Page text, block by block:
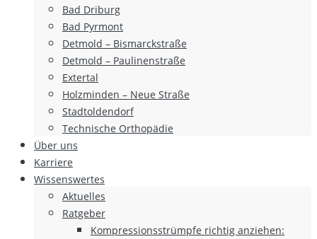
Bad Driburg
Bad Pyrmont
Detmold – Bismarckstraße
Detmold – Paulinenstraße
Extertal
Holzminden – Neue Straße
Stadtoldendorf
Technische Orthopädie
Über uns
Karriere
Wissenswertes
Aktuelles
Ratgeber
Kompressionsstrümpfe richtig anziehen: